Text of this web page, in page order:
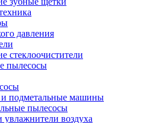
давления
стеклоочистители
пылесосы
подметальные машины
пылесосы
увлажнители воздуха